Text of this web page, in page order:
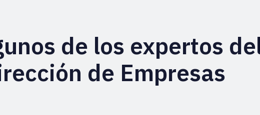
de los expertos
de Empresas